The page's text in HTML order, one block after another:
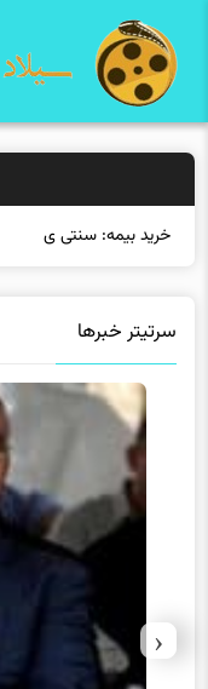
خرید بیمه: سنتی یا آنلاین؟
سرتیتر خبرها
‹